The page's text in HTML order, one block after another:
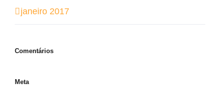
janeiro 2017
Comentários
Meta